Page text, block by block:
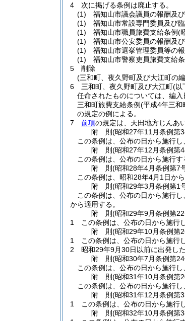
4
次に掲げる条例は廃止する。
(1)
福知山市議会議員の報酬及
(1)
福知山市常設専門委員及び
(1)
福知山市職員旅費支給条例(
(1)
福知山市公安委員の報酬及
(1)
福知山市選挙管理委員等の
(1)
福知山市警察吏員旅費支給条
5
削除
(三和町、夜久野町及び大江町の
6
三和町、夜久野町及び大江町(以
任命されたものについては、編
三和町旅費支給条例(平成4年三和
の規定の例による。
7
前項の規定は、天田地方じんあ
附 則(昭和27年11月条例第
この条例は、公布の日から施行
附 則(昭和27年12月条例第
この条例は、公布の日から施行す
附 則(昭和28年4月条例第7
この条例は、昭和28年4月1日から
附 則(昭和29年3月条例第1
この条例は、公布の日から施行
から適用する。
附 則(昭和29年9月条例第
1
この条例は、公布の日から施行
附 則(昭和29年10月条例第
1
この条例は、公布の日から施行
2
昭和29年9月30日以前に出発し
附 則(昭和30年7月条例第
この条例は、公布の日から施行
附 則(昭和31年10月条例第
この条例は、公布の日から施行
附 則(昭和31年12月条例第
1
この条例は、公布の日から施行
附 則(昭和32年10月条例第